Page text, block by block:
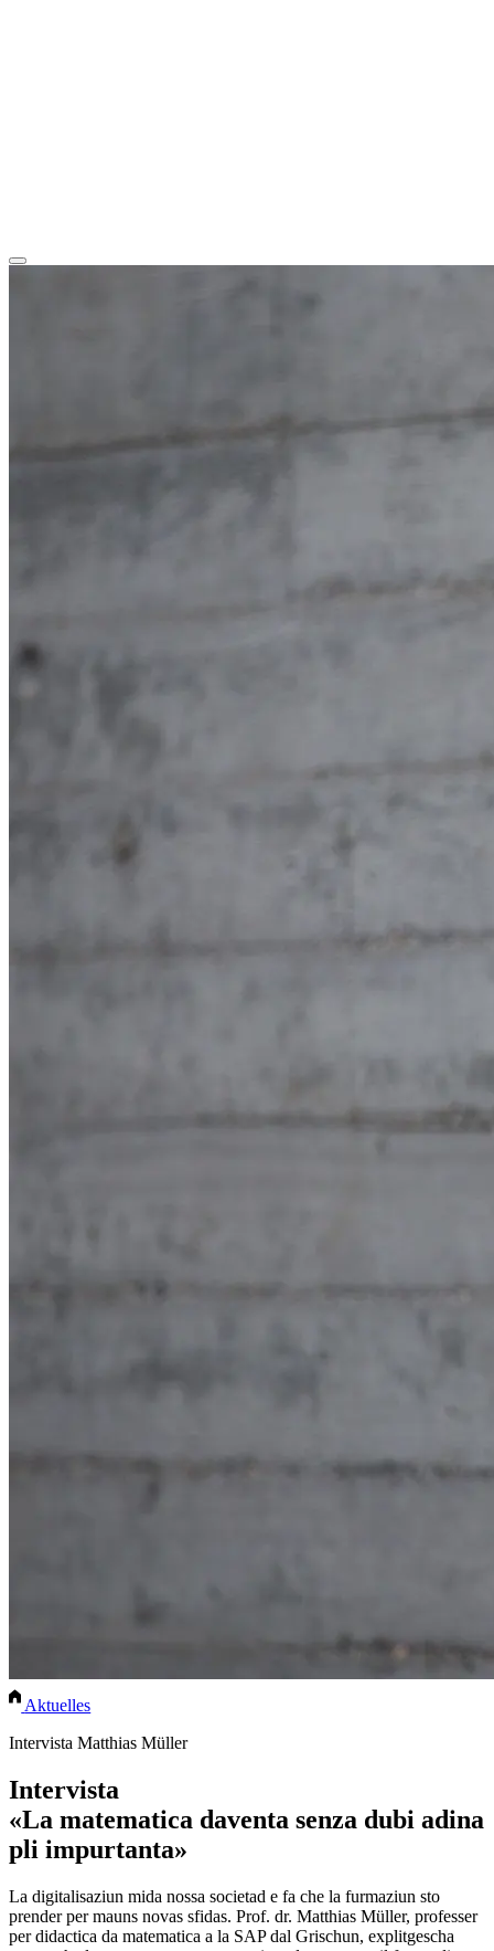
Aktuelles
Intervista Matthias Müller
Intervista
«La matematica daventa senza dubi adina
pli impurtanta»
La digitalisaziun mida nossa societad e fa che la furmaziun sto
prender per mauns novas sfidas. Prof. dr. Matthias Müller, professer
per didactica da matematica a la SAP dal Grischun, explitgescha